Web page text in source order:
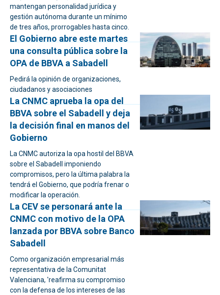
mantengan personalidad jurídica y
gestión autónoma durante un mínimo
de tres años, prorrogables hasta cinco.
El Gobierno abre este martes
una consulta pública sobre la
OPA de BBVA a Sabadell
Pedirá la opinión de organizaciones,
ciudadanos y asociaciones
La CNMC aprueba la opa del
BBVA sobre el Sabadell y deja
la decisión final en manos del
Gobierno
La CNMC autoriza la opa hostil del BBVA
sobre el Sabadell imponiendo
compromisos, pero la última palabra la
tendrá el Gobierno, que podría frenar o
modificar la operación.
La CEV se personará ante la
CNMC con motivo de la OPA
lanzada por BBVA sobre Banco
Sabadell
Como organización empresarial más
representativa de la Comunitat
Valenciana, 'reafirma su compromiso
con la defensa de los intereses de las